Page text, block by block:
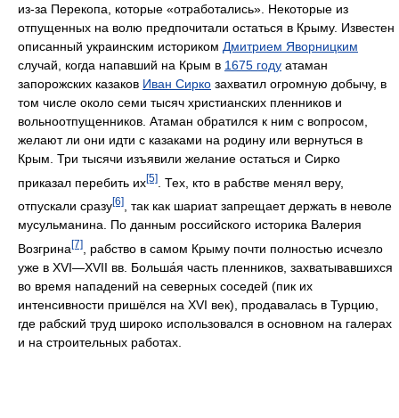
из-за Перекопа, которые «отработались». Некоторые из
отпущенных на волю предпочитали остаться в Крыму. Известен
описанный украинским историком Дмитрием Яворницким
случай, когда напавший на Крым в 1675 году атаман
запорожских казаков Иван Сирко захватил огромную добычу, в
том числе около семи тысяч христианских пленников и
вольноотпущенников. Атаман обратился к ним с вопросом,
желают ли они идти с казаками на родину или вернуться в
Крым. Три тысячи изъявили желание остаться и Сирко
приказал перебить их[5]
. Тех, кто в рабстве менял веру,
отпускали сразу[6]
, так как шариат запрещает держать в неволе
мусульманина. По данным российского историка Валерия
Возгрина[7]
, рабство в самом Крыму почти полностью исчезло
уже в XVI—XVII вв. Больша́я часть пленников, захватывавшихся
во время нападений на северных соседей (пик их
интенсивности пришёлся на XVI век), продавалась в Турцию,
где рабский труд широко использовался в основном на галерах
и на строительных работах.